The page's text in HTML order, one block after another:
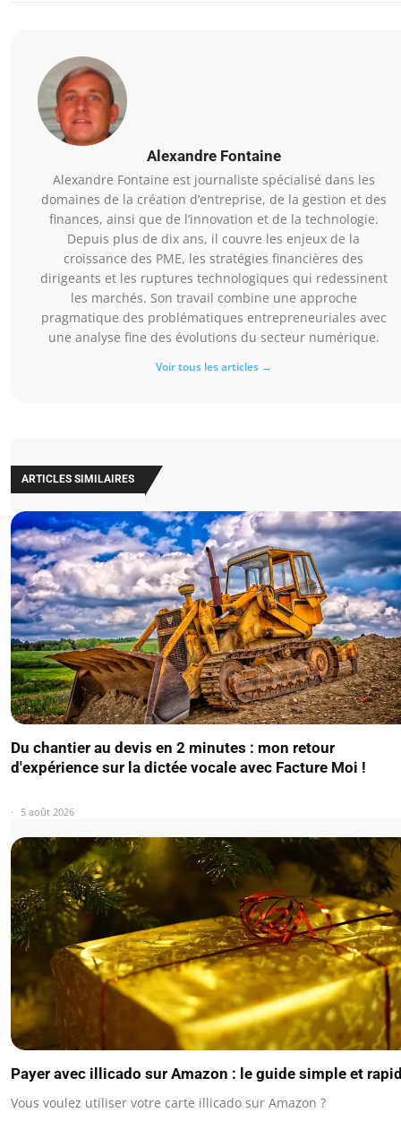
Alexandre Fontaine
Alexandre Fontaine est journaliste spécialisé dans les
domaines de la création d’entreprise, de la gestion et des
finances, ainsi que de l’innovation et de la technologie.
Depuis plus de dix ans, il couvre les enjeux de la
croissance des PME, les stratégies financières des
dirigeants et les ruptures technologiques qui redessinent
les marchés. Son travail combine une approche
pragmatique des problématiques entrepreneuriales avec
une analyse fine des évolutions du secteur numérique.
Voir tous les articles →
ARTICLES SIMILAIRES
Du chantier au devis en 2 minutes : mon retour
d'expérience sur la dictée vocale avec Facture Moi !
5 août 2026
Payer avec illicado sur Amazon : le guide simple et
Vous voulez utiliser votre carte illicado sur Amazon ?